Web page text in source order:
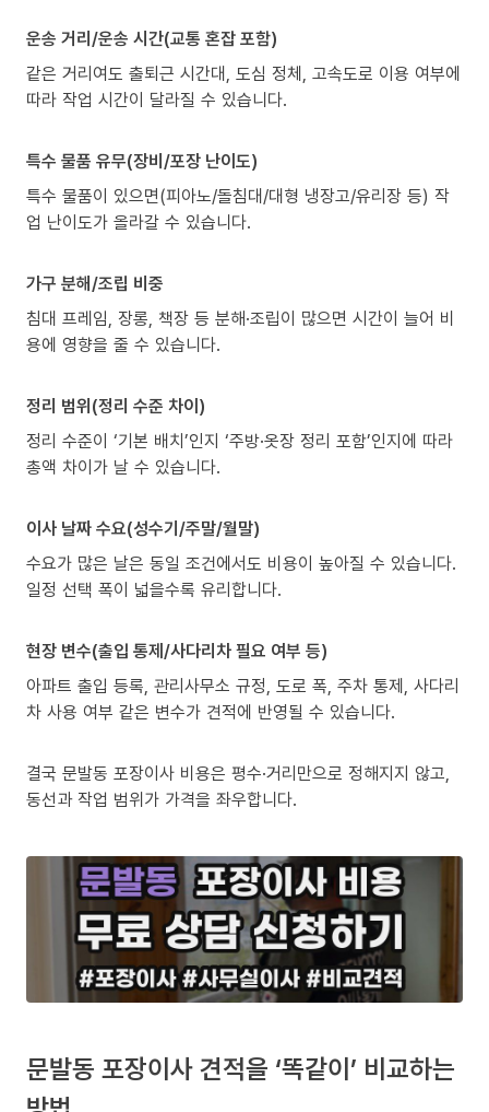
운송 거리/운송 시간(교통 혼잡 포함)
같은 거리여도 출퇴근 시간대, 도심 정체, 고속도로 이용 여부에
따라 작업 시간이 달라질 수 있습니다.
특수 물품 유무(장비/포장 난이도)
특수 물품이 있으면(피아노/돌침대/대형 냉장고/유리장 등) 작
업 난이도가 올라갈 수 있습니다.
가구 분해/조립 비중
침대 프레임, 장롱, 책장 등 분해·조립이 많으면 시간이 늘어 비
용에 영향을 줄 수 있습니다.
정리 범위(정리 수준 차이)
정리 수준이 ‘기본 배치’인지 ‘주방·옷장 정리 포함’인지에 따라
총액 차이가 날 수 있습니다.
이사 날짜 수요(성수기/주말/월말)
수요가 많은 날은 동일 조건에서도 비용이 높아질 수 있습니다.
일정 선택 폭이 넓을수록 유리합니다.
현장 변수(출입 통제/사다리차 필요 여부 등)
아파트 출입 등록, 관리사무소 규정, 도로 폭, 주차 통제, 사다리
차 사용 여부 같은 변수가 견적에 반영될 수 있습니다.
결국 문발동 포장이사 비용은 평수·거리만으로 정해지지 않고,
동선과 작업 범위가 가격을 좌우합니다.
문발동 포장이사 견적을 ‘똑같이’ 비교하는